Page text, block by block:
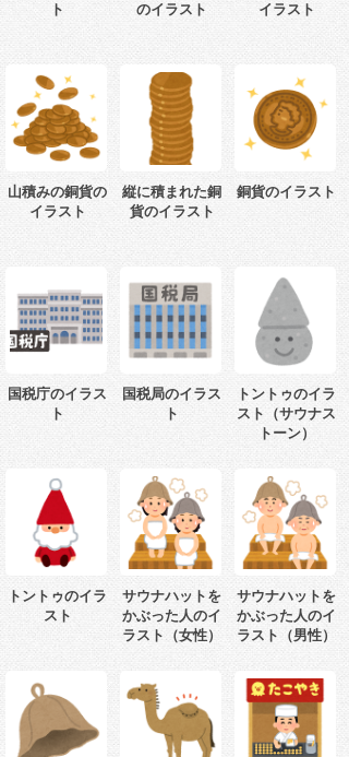
ト
のイラスト
イラスト
山積みの銅貨の
イラスト
縦に積まれた銅
貨のイラスト
銅貨のイラスト
国税庁のイラス
ト
国税局のイラス
ト
トントゥのイラ
スト（サウナス
トーン）
トントゥのイラ
スト
サウナハットを
かぶった人のイ
ラスト（女性）
サウナハットを
かぶった人のイ
ラスト（男性）